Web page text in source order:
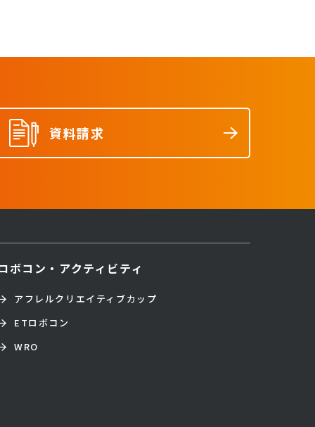
資料請求
ボコン・アクティビティ
アフレルクリエイティブカップ
ETロボコン
WRO